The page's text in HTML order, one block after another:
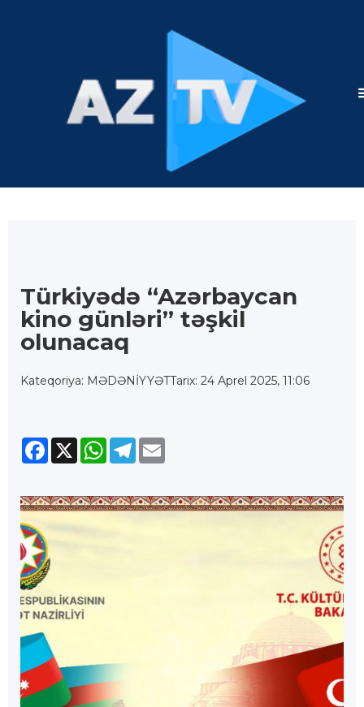
Türkiyədə “Azərbaycan
kino günləri” təşkil
olunacaq
Kateqoriya: MƏDƏNİYYƏTTarix: 24 Aprel 2025, 11:06
Facebook
X WhatsApp
Telegram